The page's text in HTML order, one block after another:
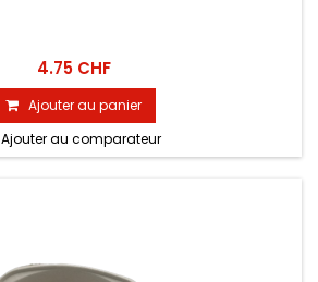
4.75 CHF
Ajouter au panier
Ajouter au comparateur